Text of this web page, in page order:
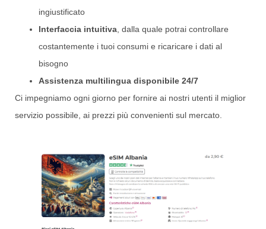
ingiustificato
Interfaccia intuitiva , dalla quale potrai controllare
costantemente i tuoi consumi e ricaricare i dati al
bisogno
Assistenza multilingua disponibile 24/7
Ci impegniamo ogni giorno per fornire ai nostri utenti il miglior
servizio possibile, ai prezzi più convenienti sul mercato.